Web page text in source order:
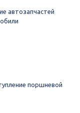
автозапчастей
поршневой